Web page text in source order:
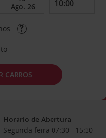
CARROS
Horário de Abertura
Segunda-feira 07:30 - 15:30